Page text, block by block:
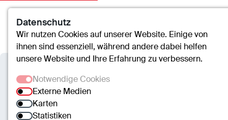
Kontakt Suche Menü
Zwei Auszeichnungen für
cusanus trägergesellschaft trier
mbH
Datenschutz
Wir nutzen Cookies auf unserer Website. Einige von
ihnen sind essenziell, während andere dabei helfen
unsere Website und Ihre Erfahrung zu verbessern.
Notwendige Cookies
Externe Medien
Karten
Statistiken